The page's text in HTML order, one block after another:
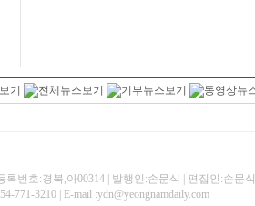
번호:경북,아00314 | 발행인:손문식 | 편집인:손문식
3210 | E-mail :ydn@yeongnamdaily.com